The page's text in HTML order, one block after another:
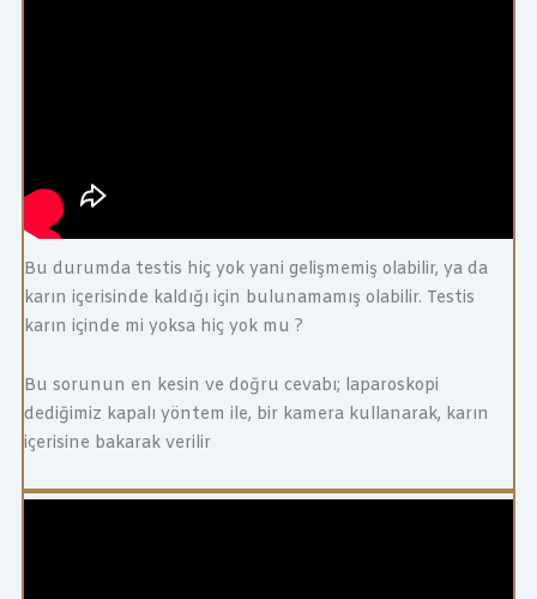
Bu durumda testis hiç yok yani gelişmemiş olabilir, ya da
karın içerisinde kaldığı için bulunamamış olabilir. Testis
karın içinde mi yoksa hiç yok mu ?
Bu sorunun en kesin ve doğru cevabı; laparoskopi
dediğimiz kapalı yöntem ile, bir kamera kullanarak, karın
içerisine bakarak verilir